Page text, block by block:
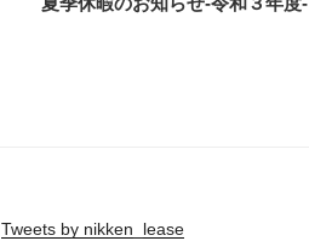
Tweets by nikken_lease